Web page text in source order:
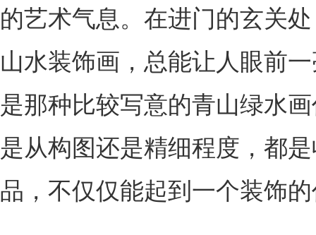
的艺术气息。在进门的玄关
山水装饰画，总能让人眼前
是那种比较写意的青山绿水
是从构图还是精细程度，都
品，不仅仅能起到一个装饰